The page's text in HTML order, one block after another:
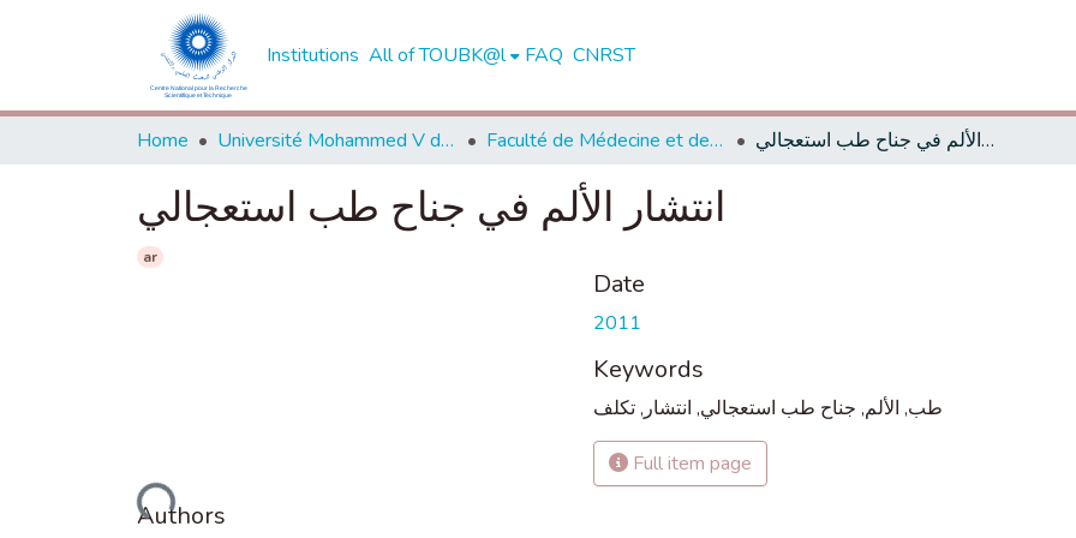
Institutions All of TOUBK@l FAQ CNRST
Home Université Mohammed V de Rabat Faculté de Médecine et de Pharmacie - Rabat انتشار الألم في جناح طب استعجالي
انتشار الألم في جناح طب استعجالي
ar
Loading...
Authors
Date
2011
Keywords
طب, الألم, جناح طب استعجالي, انتشار ,تكلف
Full item page